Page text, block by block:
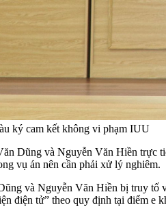
ký cam kết không vi phạm IUU
Dũng và Nguyễn Văn Hiền trực
vụ án nên cần phải xử lý nghiêm.
và Nguyễn Văn Hiền bị truy tố
điện tử” theo quy định tại điểm e